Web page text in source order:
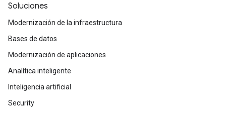
Soluciones
Modernización de la infraestructura
Bases de datos
Modernización de aplicaciones
Analítica inteligente
Inteligencia artificial
Security